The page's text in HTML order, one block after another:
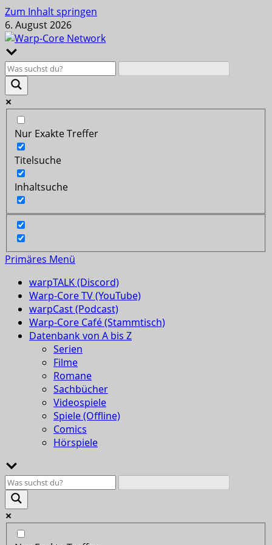
Zum Inhalt springen
6. August 2026
Nur Exakte Treffer
Titelsuche
Inhaltsuche
Primäres Menü
warpTALK (Discord)
Warp-Core TV (YouTube)
warpCast (Podcast)
Warp-Core Café (Stammtisch)
Datenbank von A bis Z
Serien
Filme
Romane
Sachbücher
Videospiele
Spiele (Offline)
Comics
Hörspiele